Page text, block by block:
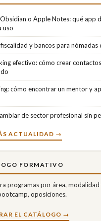
o Apple Notes: qué app
uso
y bancos para nómadas
efectivo: cómo crear
cómo encontrar un mentor y
de sector profesional sin
ACTUALIDAD →
FORMATIVO
programas por área, modalidad
oposiciones.
EL CATÁLOGO →